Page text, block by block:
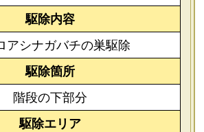
駆除内容
アシナガバチの巣駆除
駆除箇所
階段の下部分
駆除エリア